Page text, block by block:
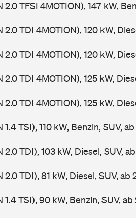
TFSI 4MOTION), 147 kW,
2.0 TDI 4MOTION), 120 kW,
2.0 TDI 4MOTION), 120 kW,
2.0 TDI 4MOTION), 125 kW,
2.0 TDI 4MOTION), 125 kW,
TSI), 110 kW, Benzin, SUV,
2.0 TDI), 103 kW, Diesel, SUV,
TDI), 81 kW, Diesel, SUV, ab
TSI), 90 kW, Benzin, SUV, ab